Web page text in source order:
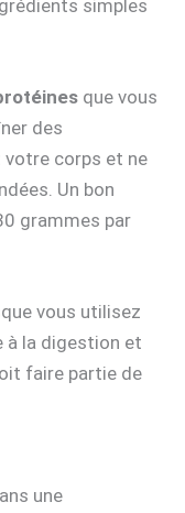
simples
que vous
des
votre corps et ne
Un bon
grammes par
vous utilisez
à la digestion et
faire partie de
une